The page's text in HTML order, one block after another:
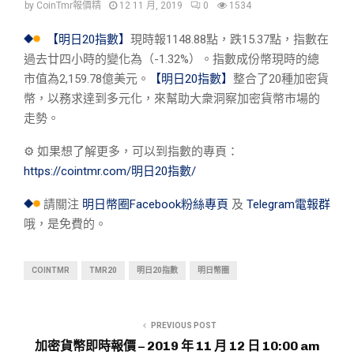
by CoinTmr報價精 12 11 月, 2019 0 1534
【明日20指數】 現時報1148.88點，跌15.37點，指數在
過去廿四小時的變化為（-1.32%）。指數成份幣現時的總
市值為2,159.78億美元。
【明日20指數】 整合了20種加密貨
幣，以務求達到多元化，來幫助大衆洞察加密貨幣市場的
走勢。
⚙︎ 如果想了解更多，可以到指數的專頁：
https://cointmr.com/明日20指數/
請關注 明日幣圈Facebook粉絲專頁 及 Telegram電報群
哦，是免費的。
COINTMR TMR20 明日20指數 明日幣圈
PREVIOUS POST
加密貨幣即時報價 – 2019 年 11 月 12 日 10:00 am